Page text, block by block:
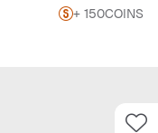
+ 150COINS